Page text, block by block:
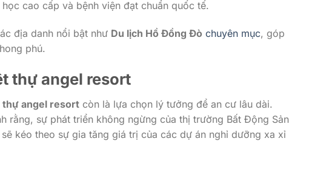
cao cấp và bệnh viện đạt chuẩn quốc tế.
địa danh nổi bật như Du lịch Hồ Đồng Đò chuyên mục, góp
phú.
thự angel resort
thự angel resort còn là lựa chọn lý tưởng để an cư lâu dài.
rằng, sự phát triển không ngừng của thị trường Bất Động Sản
kéo theo sự gia tăng giá trị của các dự án nghỉ dưỡng xa xỉ